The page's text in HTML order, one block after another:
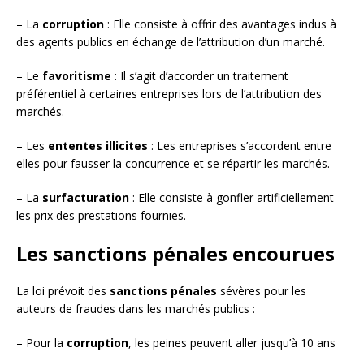
– La corruption : Elle consiste à offrir des avantages indus à
des agents publics en échange de l’attribution d’un marché.
– Le favoritisme : Il s’agit d’accorder un traitement
préférentiel à certaines entreprises lors de l’attribution des
marchés.
– Les ententes illicites : Les entreprises s’accordent entre
elles pour fausser la concurrence et se répartir les marchés.
– La surfacturation : Elle consiste à gonfler artificiellement
les prix des prestations fournies.
Les sanctions pénales encourues
La loi prévoit des sanctions pénales sévères pour les
auteurs de fraudes dans les marchés publics :
– Pour la corruption, les peines peuvent aller jusqu’à 10 ans